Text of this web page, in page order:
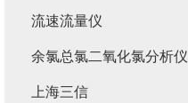
流速流量仪
余氯总氯二氧化氯分析仪
上海三信